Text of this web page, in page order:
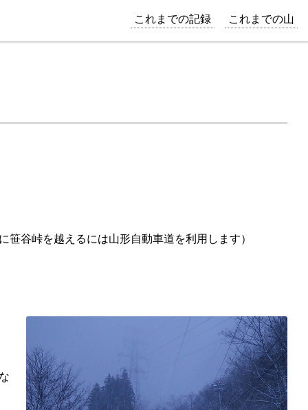
これまでの記録 これまでの山
谷峠を越えるには山形自動車道を利用します）